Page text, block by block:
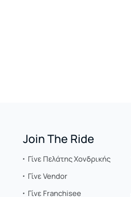
Join The Ride
Γίνε Πελάτης Χονδρικής
Γίνε Vendor
Γίνε Franchisee